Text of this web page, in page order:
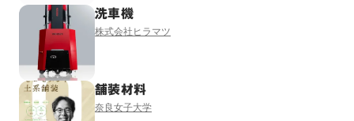
洗車機
株式会社ヒラマツ
舗装材料
奈良女子大学